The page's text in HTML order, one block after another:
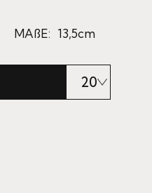
MAßE: 13,5cm